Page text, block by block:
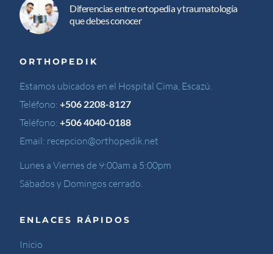
Diferencias entre ortopedia y traumatología
que debes conocer
ORTHOPEDIK
Estamos ubicados en el Hospital Cima, Escazú.
Teléfono:+506 2208-8127
Teléfono:+506 4040-0188
Email: recepcion@orthopedik.net
Lunes a Viernes de 9:00am a 5:00pm
Sábados y Domingos cerrado.
ENLACES RÁPIDOS
Inicio